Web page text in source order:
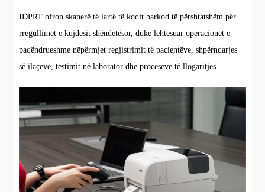
IDPRT ofron skanerë të lartë të kodit barkod të përshtatshëm për
rregullimet e kujdesit shëndetësor, duke lehtësuar operacionet e
paqëndrueshme nëpërmjet regjistrimit të pacientëve, shpërndarjes
së ilaçeve, testimit në laborator dhe proceseve të llogaritjes.